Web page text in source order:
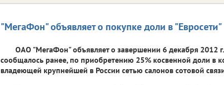
"МегаФон" объявляет о покупке доли в "Евросети"
ОАО "МегаФон" объявляет о завершении 6 декабря 2012
сообщалось ранее, по приобретению 25% косвенной доли в
владеющей крупнейшей в России сетью салонов сотовой